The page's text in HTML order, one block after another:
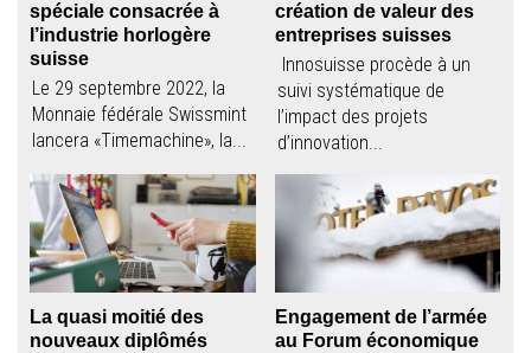
spéciale consacrée à
l’industrie horlogère
suisse
Le 29 septembre 2022, la
Monnaie fédérale Swissmint
lancera «Timemachine», la...
création de valeur des
entreprises suisses
Innosuisse procède à un
suivi systématique de
l’impact des projets
d’innovation...
La quasi moitié des
nouveaux diplômés
Engagement de l’armée
au Forum économique